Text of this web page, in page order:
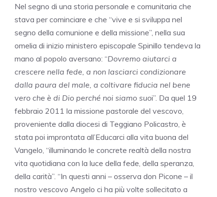
Nel segno di una storia personale e comunitaria che
stava per cominciare e che “vive e si sviluppa nel
segno della comunione e della missione”, nella sua
omelia di inizio ministero episcopale Spinillo tendeva la
mano al popolo aversano: “Dovremo aiutarci a
crescere nella fede, a non lasciarci condizionare
dalla paura del male, a coltivare fiducia nel bene
vero che è di Dio perché noi siamo suoi”. Da quel 19
febbraio 2011 la missione pastorale del vescovo,
proveniente dalla diocesi di Teggiano Policastro, è
stata poi improntata all’Educarci alla vita buona del
Vangelo, “illuminando le concrete realtà della nostra
vita quotidiana con la luce della fede, della speranza,
della carità”. “In questi anni – osserva don Picone – il
nostro vescovo Angelo ci ha più volte sollecitato a